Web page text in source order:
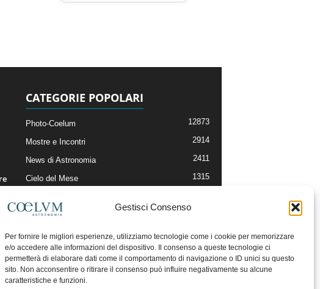
Gestisci Consenso
Per fornire le migliori esperienze, utilizziamo tecnologie come i cookie per memorizzare
e/o accedere alle informazioni del dispositivo. Il consenso a queste tecnologie ci
permetterà di elaborare dati come il comportamento di navigazione o ID unici su questo
sito. Non acconsentire o ritirare il consenso può influire negativamente su alcune
caratteristiche e funzioni.
CATEGORIE POPOLARI
Photo-Coelum 12873
Mostre e Incontri 2914
News di Astronomia 2411
Cielo del Mese 1315
Articoli e Risorse On-Line
Il Blog della Redazione